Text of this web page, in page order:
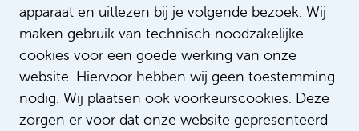
apparaat en uitlezen bij je volgende bezoek. Wij
maken gebruik van technisch noodzakelijke
cookies voor een goede werking van onze
website. Hiervoor hebben wij geen toestemming
nodig. Wij plaatsen ook voorkeurscookies. Deze
zorgen er voor dat onze website gepresenteerd
LegendContent
SubTitle
ImageUrl
https://i.ytimg.com/vi/oNi7dg9-
kd0/hqdefault.jpg
https://www.youtube.com/watch?
v=oNi7dg9-kd0